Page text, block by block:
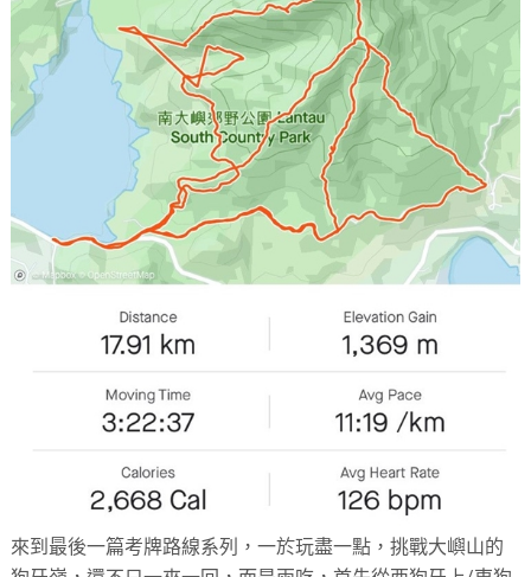
來到最後一篇考牌路線系列，一於玩盡一點，挑戰大嶼山的